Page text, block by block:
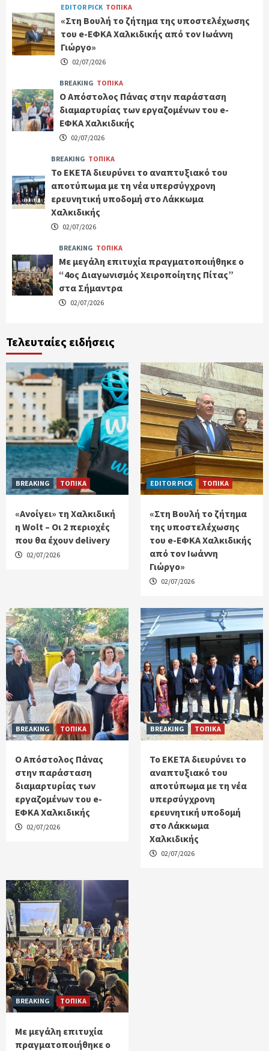
EDITOR PICK ΤΟΠΙΚΑ
«Στη Βουλή το ζήτημα της υποστελέχωσης
του e-ΕΦΚΑ Χαλκιδικής από τον Ιωάννη
Γιώργο»
02/07/2026
BREAKING ΤΟΠΙΚΑ
Ο Απόστολος Πάνας στην παράσταση
διαμαρτυρίας των εργαζομένων του e-
ΕΦΚΑ Χαλκιδικής
02/07/2026
BREAKING ΤΟΠΙΚΑ
Το ΕΚΕΤΑ διευρύνει το αναπτυξιακό του
αποτύπωμα με τη νέα υπερσύγχρονη
ερευνητική υποδομή στο Λάκκωμα
Χαλκιδικής
02/07/2026
BREAKING ΤΟΠΙΚΑ
Με μεγάλη επιτυχία πραγματοποιήθηκε ο
“4ος Διαγωνισμός Χειροποίητης Πίτας”
στα Σήμαντρα
02/07/2026
Τελευταίες ειδήσεις
BREAKING ΤΟΠΙΚΑ
«Ανοίγει» τη Χαλκιδική
η Wolt – Οι 2 περιοχές
που θα έχουν delivery
02/07/2026
EDITOR PICK ΤΟΠΙΚΑ
«Στη Βουλή το ζήτημα
της υποστελέχωσης
του e-ΕΦΚΑ Χαλκιδικής
από τον Ιωάννη
Γιώργο»
02/07/2026
BREAKING ΤΟΠΙΚΑ
Ο Απόστολος Πάνας
στην παράσταση
διαμαρτυρίας των
εργαζομένων του e-
ΕΦΚΑ Χαλκιδικής
02/07/2026
BREAKING ΤΟΠΙΚΑ
Το ΕΚΕΤΑ διευρύνει το
αναπτυξιακό του
αποτύπωμα με τη νέα
υπερσύγχρονη
ερευνητική υποδομή
στο Λάκκωμα
Χαλκιδικής
02/07/2026
BREAKING ΤΟΠΙΚΑ
Με μεγάλη επιτυχία
πραγματοποιήθηκε ο